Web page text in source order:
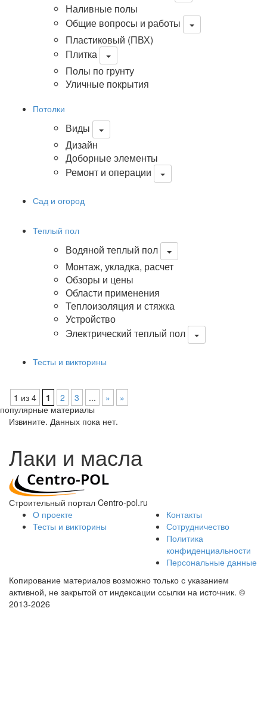
Наливные полы
Общие вопросы и работы
Пластиковый (ПВХ)
Плитка
Полы по грунту
Уличные покрытия
Потолки
Виды
Дизайн
Доборные элементы
Ремонт и операции
Сад и огород
Теплый пол
Водяной теплый пол
Монтаж, укладка, расчет
Обзоры и цены
Области применения
Теплоизоляция и стяжка
Устройство
Электрический теплый пол
Тесты и викторины
1 из 4 1 2 3 ... »
»
популярные материалы
Извините. Данных пока нет.
Лаки и масла
Строительный портал Centro-pol.ru
О проекте
Тесты и викторины
Контакты
Сотрудничество
Политика
конфиденциальности
Персональные данные
Копирование материалов возможно только с указанием
активной, не закрытой от индексации ссылки на источник. ©
2013-2026